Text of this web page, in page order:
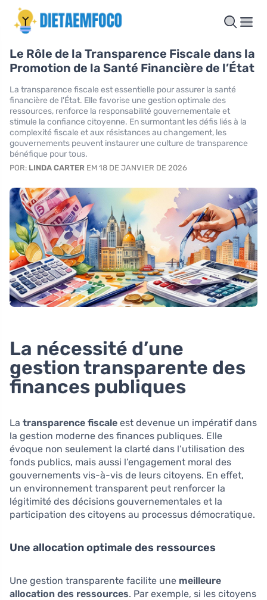
Le Rôle de la Transparence Fiscale dans la
Promotion de la Santé Financière de l’État
La transparence fiscale est essentielle pour assurer la santé
financière de l'État. Elle favorise une gestion optimale des
ressources, renforce la responsabilité gouvernementale et
stimule la confiance citoyenne. En surmontant les défis liés à la
complexité fiscale et aux résistances au changement, les
gouvernements peuvent instaurer une culture de transparence
bénéfique pour tous.
POR: LINDA CARTER EM 18 DE JANVIER DE 2026
La nécessité d’une
gestion transparente des
finances publiques
La transparence fiscale est devenue un impératif dans
la gestion moderne des finances publiques. Elle
évoque non seulement la clarté dans l’utilisation des
fonds publics, mais aussi l’engagement moral des
gouvernements vis-à-vis de leurs citoyens. En effet,
un environnement transparent peut renforcer la
légitimité des décisions gouvernementales et la
participation des citoyens au processus démocratique.
Une allocation optimale des ressources
Une gestion transparente facilite une meilleure
allocation des ressources. Par exemple, si les citoyens